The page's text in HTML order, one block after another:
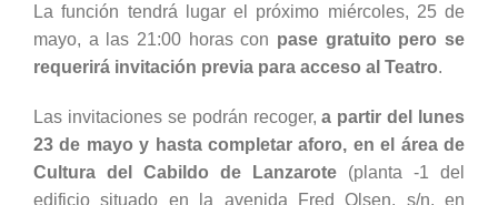
La función tendrá lugar el próximo miércoles, 25 de
mayo, a las 21:00 horas con pase gratuito pero se
requerirá invitación previa para acceso al Teatro.
Las invitaciones se podrán recoger, a partir del lunes
23 de mayo y hasta completar aforo, en el área de
Cultura del Cabildo de Lanzarote (planta -1 del
edificio situado en la avenida Fred Olsen, s/n, en